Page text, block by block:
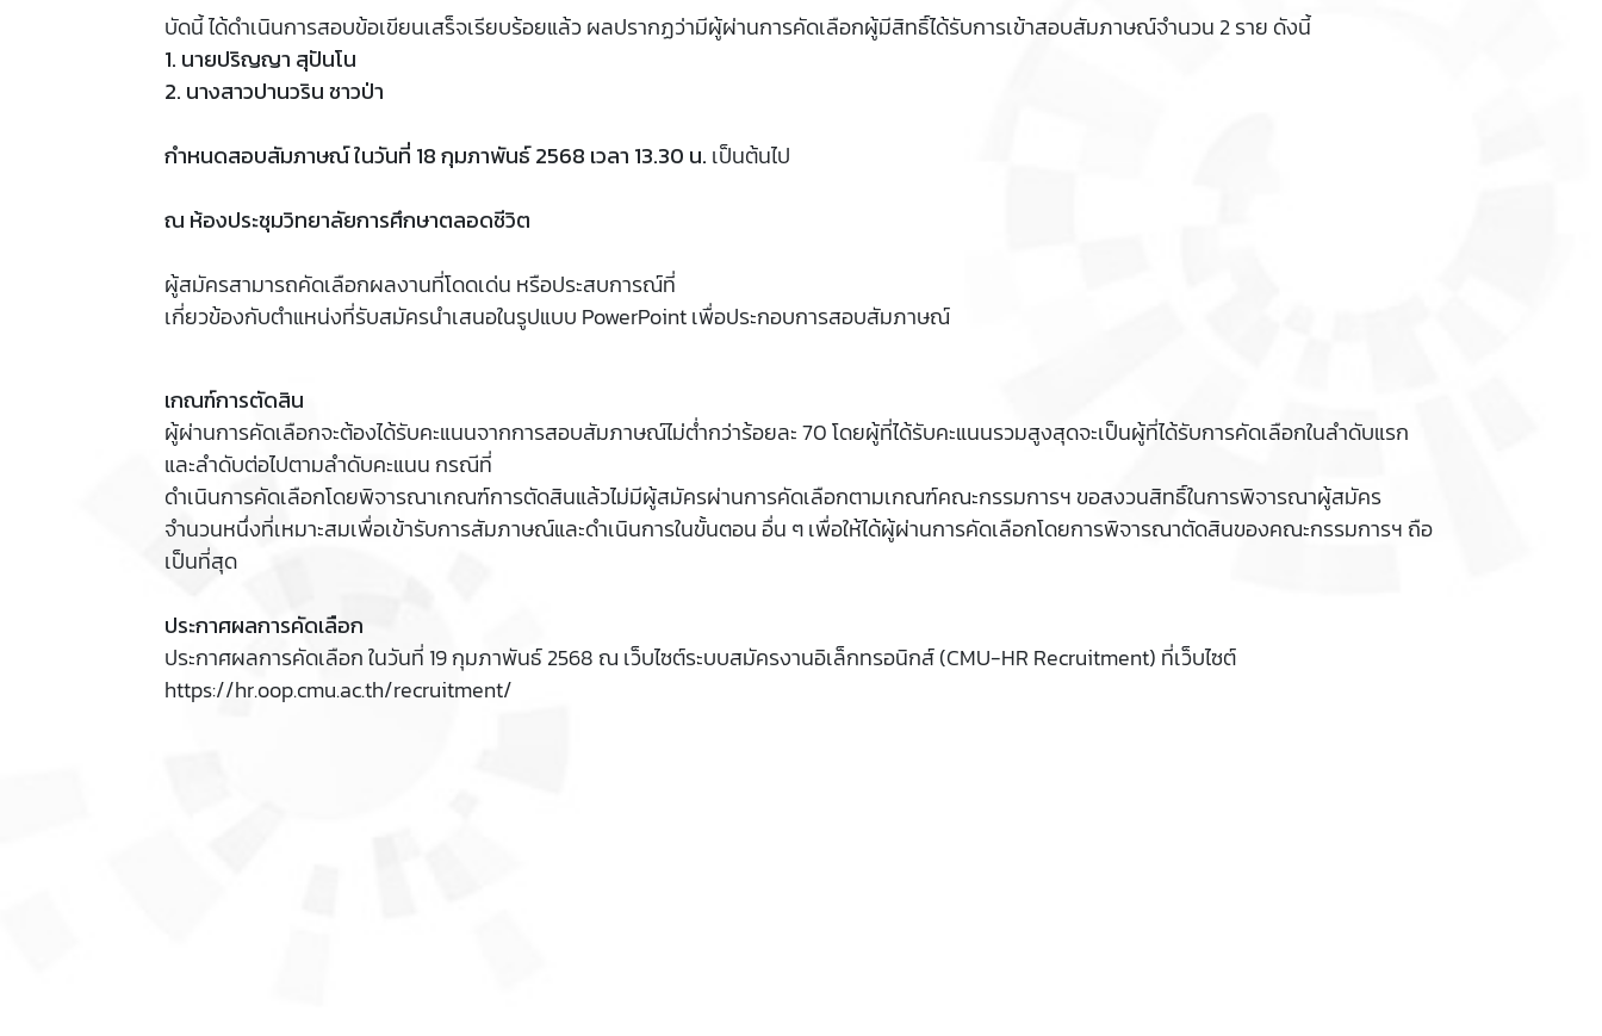
บัดนี้ ได้ดำเนินการสอบข้อเขียนเสร็จเรียบร้อยแล้ว ผลปรากฏว่ามีผู้ผ่านการคัดเลือกผู้มีสิทธิ์ได้รับการเข้าสอบสัมภาษณ์จำนวน 2 ราย ดังนี้
1. นายปริญญา สุปันโน
2. นางสาวปานวริน ชาวป่า
กำหนดสอบสัมภาษณ์ ในวันที่ 18 กุมภาพันธ์ 2568 เวลา 13.30 น. เป็นต้นไป
ณ ห้องประชุมวิทยาลัยการศึกษาตลอดชีวิต
ผู้สมัครสามารถคัดเลือกผลงานที่โดดเด่น หรือประสบการณ์ที่
เกี่ยวข้องกับตำแหน่งที่รับสมัครนำเสนอในรูปแบบ PowerPoint เพื่อประกอบการสอบสัมภาษณ์
เกณฑ์การตัดสิน
ผู้ผ่านการคัดเลือกจะต้องได้รับคะแนนจากการสอบสัมภาษณ์ไม่ต่ำกว่าร้อยละ 70 โดยผู้ที่ได้รับคะแนนรวมสูงสุดจะเป็นผู้ที่ได้รับการคัดเลือกในลำดับแรก
และลำดับต่อไปตามลำดับคะแนน กรณีที่
ดำเนินการคัดเลือกโดยพิจารณาเกณฑ์การตัดสินแล้วไม่มีผู้สมัครผ่านการคัดเลือกตามเกณฑ์คณะกรรมการฯ ขอสงวนสิทธิ์ในการพิจารณาผู้สมัคร
จำนวนหนึ่งที่เหมาะสมเพื่อเข้ารับการสัมภาษณ์และดำเนินการในขั้นตอน อื่น ๆ เพื่อให้ได้ผู้ผ่านการคัดเลือกโดยการพิจารณาตัดสินของคณะกรรมการฯ ถือ
เป็นที่สุด
ประกาศผลการคัดเลือก
ประกาศผลการคัดเลือก ในวันที่ 19 กุมภาพันธ์ 2568 ณ เว็บไซต์ระบบสมัครงานอิเล็กทรอนิกส์ (CMU-HR Recruitment) ที่เว็บไซต์
https://hr.oop.cmu.ac.th/recruitment/